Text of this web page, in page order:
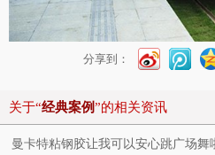
分享到：
关于“经典案例”的相关资讯
曼卡特粘钢胶让我可以安心跳广场舞